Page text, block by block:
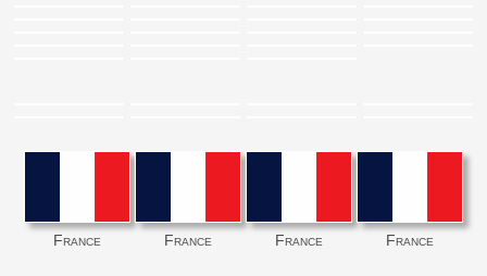
France France France France